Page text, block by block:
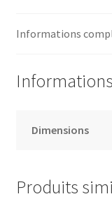
Informations
Dimensions
Produits